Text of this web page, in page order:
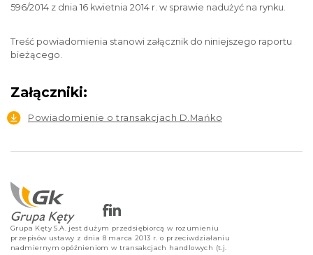
596/2014 z dnia 16 kwietnia 2014 r. w sprawie nadużyć na rynku.
Treść powiadomienia stanowi załącznik do niniejszego raportu
bieżącego.
Załączniki:
Powiadomienie o transakcjach D.Mańko
Grupa Kęty S.A. jest dużym przedsiębiorcą w rozumieniu
przepisów ustawy z dnia 8 marca 2013 r. o przeciwdziałaniu
nadmiernym opóźnieniom w transakcjach handlowych (t.j.